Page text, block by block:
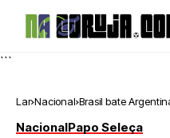
```
Lar Nacional Brasil bate
NacionalPapo Seleça